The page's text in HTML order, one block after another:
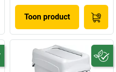
Toon product